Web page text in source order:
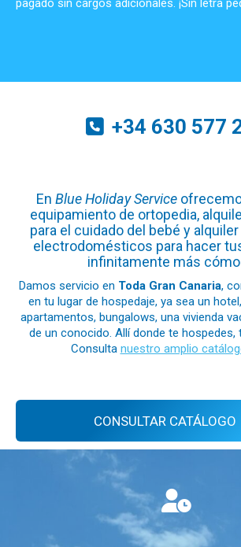
pagado sin cargos adicionales. ¡Sin letra
+34 630 577
En Blue Holiday Service
equipamiento de ortopedia,
para el cuidado del bebé y alquiler
electrodomésticos para hacer
infinitamente más
Damos servicio en Toda Gran Canaria,
en tu lugar de hospedaje, ya sea un
apartamentos, bungalows, una vivienda
de un conocido. Allí donde te hospedes,
Consulta nuestro amplio
CONSULTAR CATÁLOGO